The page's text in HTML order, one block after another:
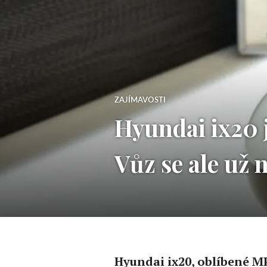
ZAJÍMAVOSTI
Hyundai ix20
Vůz se ale už
Hyundai ix20, oblíbené